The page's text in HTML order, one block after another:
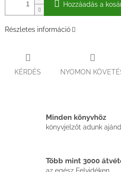
Hozzáadás a
Részletes információ
KÉRDÉS NYOMON
Minden könyvhöz
könyvjelzőt adunk
Több mint 3000